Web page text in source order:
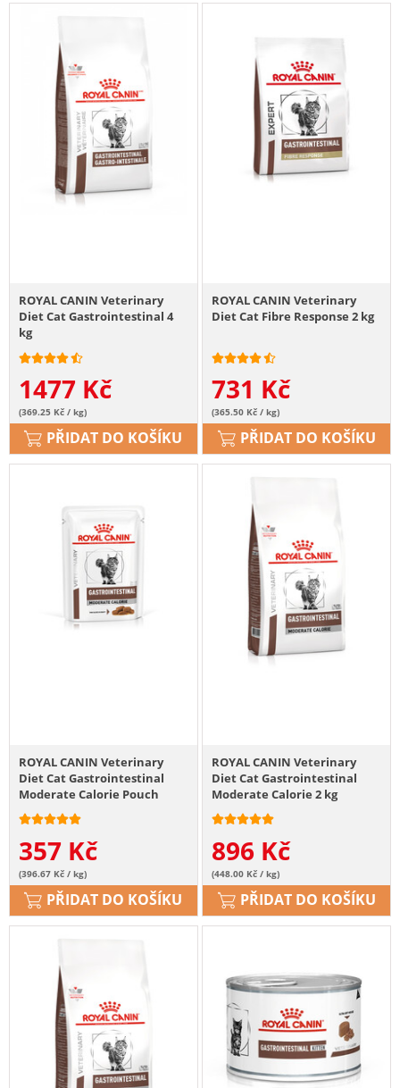
ROYAL CANIN Veterinary
Diet Cat Gastrointestinal 4
kg
1477 Kč
(369.25 Kč / kg)
PŘIDAT DO KOŠÍKU
ROYAL CANIN Veterinary
Diet Cat Fibre Response 2 kg
731 Kč
(365.50 Kč / kg)
PŘIDAT DO KOŠÍKU
ROYAL CANIN Veterinary
Diet Cat Gastrointestinal
Moderate Calorie Pouch
12x85g
357 Kč
(396.67 Kč / kg)
PŘIDAT DO KOŠÍKU
ROYAL CANIN Veterinary
Diet Cat Gastrointestinal
Moderate Calorie 2 kg
896 Kč
(448.00 Kč / kg)
PŘIDAT DO KOŠÍKU